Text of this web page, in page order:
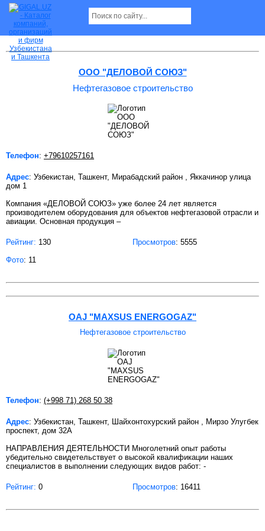
Нефтегазовое строительство в Ташкенте
ООО "ДЕЛОВОЙ СОЮЗ"
Нефтегазовое строительство
Телефон: +79610257161
Адрес: Узбекистан, Ташкент, Мирабадский район , Яккачинор улица
дом 1
Компания «ДЕЛОВОЙ СОЮЗ» уже более 24 лет является
производителем оборудования для объектов нефтегазовой отрасли и
авиации. Основная продукция –
Рейтинг: 130 Просмотров: 5555
Фото: 11
OAJ "MAXSUS ENERGOGAZ"
Нефтегазовое строительство
Телефон: (+998 71) 268 50 38
Адрес: Узбекистан, Ташкент, Шайхонтохурский район , Мирзо Улугбек
проспект, дом 32А
НАПРАВЛЕНИЯ ДЕЯТЕЛЬНОСТИ Многолетний опыт работы
убедительно свидетельствует о высокой квалификации наших
специалистов в выполнении следующих видов работ: -
Рейтинг: 0 Просмотров: 16411